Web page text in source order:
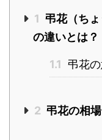
1 弔花（ち
の違いとは？
1.1 弔花
2 弔花の相場